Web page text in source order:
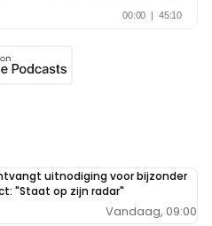
uitnodiging voor bijzonder
"Staat op zijn radar"
Vandaag, 09:00